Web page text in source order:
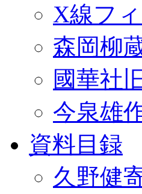
X線フ
森岡柳
國華社
今泉雄
資料目録
久野健